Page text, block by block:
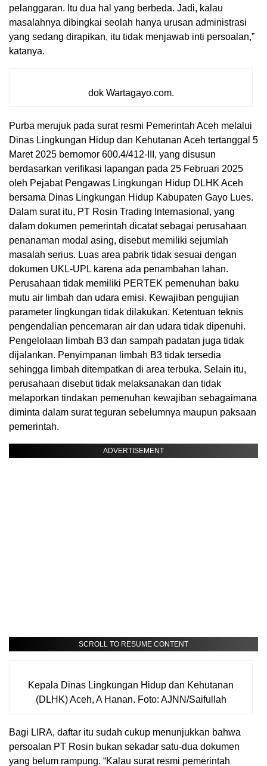
pelanggaran. Itu dua hal yang berbeda. Jadi, kalau
masalahnya dibingkai seolah hanya urusan administrasi
yang sedang dirapikan, itu tidak menjawab inti persoalan,”
katanya.
dok Wartagayo.com.
Purba merujuk pada surat resmi Pemerintah Aceh melalui
Dinas Lingkungan Hidup dan Kehutanan Aceh tertanggal 5
Maret 2025 bernomor 600.4/412-III, yang disusun
berdasarkan verifikasi lapangan pada 25 Februari 2025
oleh Pejabat Pengawas Lingkungan Hidup DLHK Aceh
bersama Dinas Lingkungan Hidup Kabupaten Gayo Lues.
Dalam surat itu, PT Rosin Trading Internasional, yang
dalam dokumen pemerintah dicatat sebagai perusahaan
penanaman modal asing, disebut memiliki sejumlah
masalah serius. Luas area pabrik tidak sesuai dengan
dokumen UKL-UPL karena ada penambahan lahan.
Perusahaan tidak memiliki PERTEK pemenuhan baku
mutu air limbah dan udara emisi. Kewajiban pengujian
parameter lingkungan tidak dilakukan. Ketentuan teknis
pengendalian pencemaran air dan udara tidak dipenuhi.
Pengelolaan limbah B3 dan sampah padatan juga tidak
dijalankan. Penyimpanan limbah B3 tidak tersedia
sehingga limbah ditempatkan di area terbuka. Selain itu,
perusahaan disebut tidak melaksanakan dan tidak
melaporkan tindakan pemenuhan kewajiban sebagaimana
diminta dalam surat teguran sebelumnya maupun paksaan
pemerintah.
ADVERTISEMENT
SCROLL TO RESUME CONTENT
Kepala Dinas Lingkungan Hidup dan Kehutanan
(DLHK) Aceh, A Hanan. Foto: AJNN/Saifullah
Bagi LIRA, daftar itu sudah cukup menunjukkan bahwa
persoalan PT Rosin bukan sekadar satu-dua dokumen
yang belum rampung. “Kalau surat resmi pemerintah